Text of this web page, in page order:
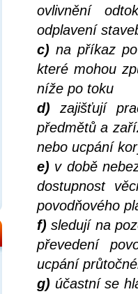
ovlivnění
odplavení
c) na příkaz
které mohou
níže po toku
d) zajišťují
předmětů a
nebo ucpání
e) v době
dostupnost
povodňového
f) sledují na
převedení
ucpání
g) účastní se